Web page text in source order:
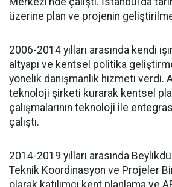
üzerine plan ve projenin
2006-2014 yılları arasında kendi
altyapı ve kentsel politika
yönelik danışmanlık hizmeti verdi.
teknoloji şirketi kurarak kentsel
çalışmalarının teknoloji ile
çalıştı.
2014-2019 yılları arasında
Teknik Koordinasyon ve Projeler
olarak katılımcı kent planlama ve